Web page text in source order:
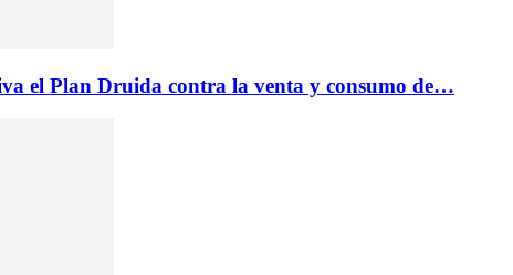
el Plan Druida contra la venta y consumo de…